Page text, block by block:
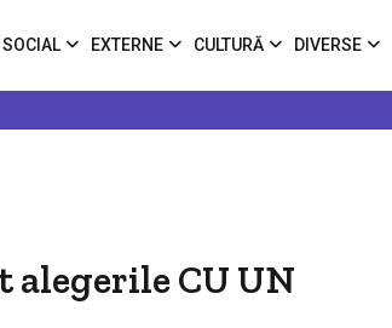
SOCIAL EXTERNE CULTURĂ DIVERSE
alegerile CU UN